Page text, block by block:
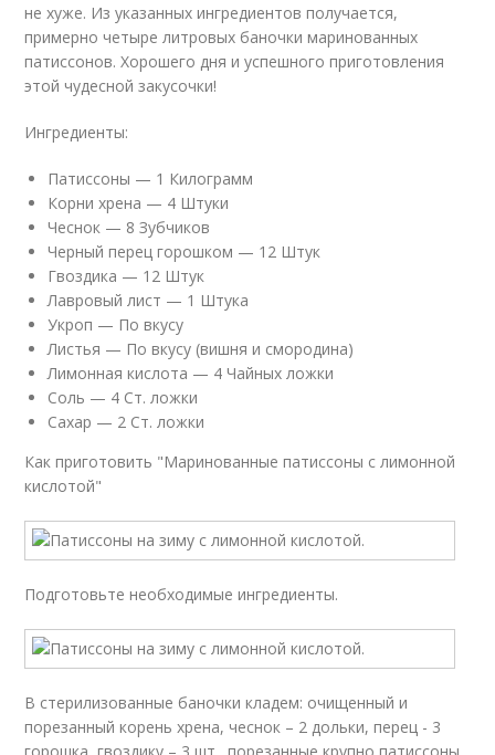
не хуже. Из указанных ингредиентов получается,
примерно четыре литровых баночки маринованных
патиссонов. Хорошего дня и успешного приготовления
этой чудесной закусочки!
Ингредиенты:
Патиссоны — 1 Килограмм
Корни хрена — 4 Штуки
Чеснок — 8 Зубчиков
Черный перец горошком — 12 Штук
Гвоздика — 12 Штук
Лавровый лист — 1 Штука
Укроп — По вкусу
Листья — По вкусу (вишня и смородина)
Лимонная кислота — 4 Чайных ложки
Соль — 4 Ст. ложки
Сахар — 2 Ст. ложки
Как приготовить "Маринованные патиссоны с лимонной
кислотой"
Подготовьте необходимые ингредиенты.
В стерилизованные баночки кладем: очищенный и
порезанный корень хрена, чеснок – 2 дольки, перец - 3